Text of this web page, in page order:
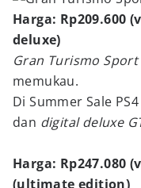
Harga: Rp209.600
deluxe)
Gran Turismo Sport
memukau.
Di Summer Sale
dan digital deluxe
Harga: Rp247.080
(ultimate edition)